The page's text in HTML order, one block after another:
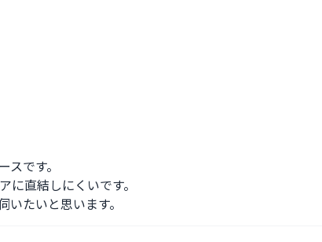
です。
直結しにくいです。
たいと思います。